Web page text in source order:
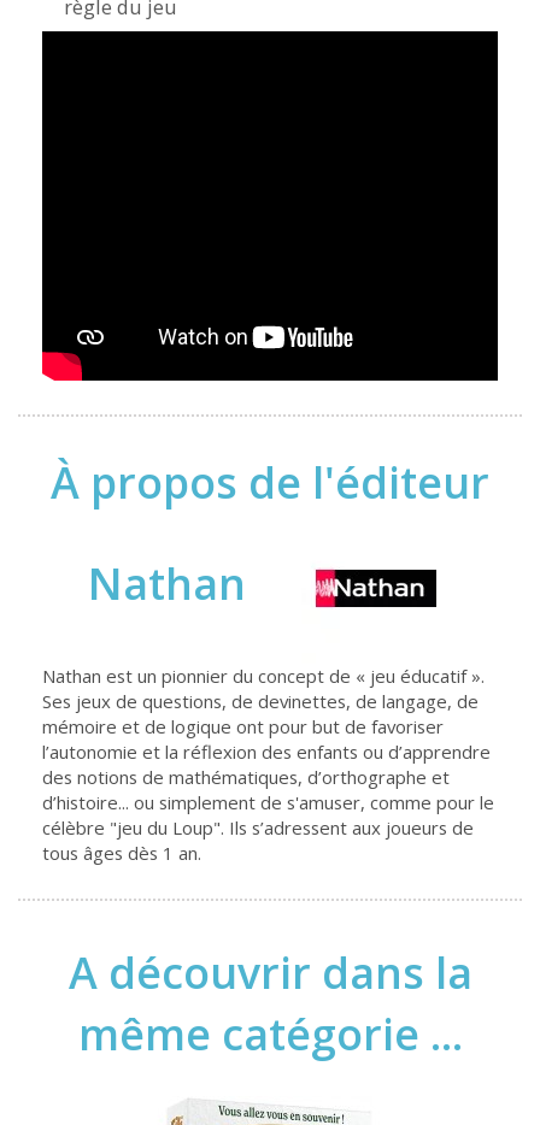
règle du jeu
À propos de l'éditeur
Nathan
Nathan est un pionnier du concept de « jeu éducatif ».
Ses jeux de questions, de devinettes, de langage, de
mémoire et de logique ont pour but de favoriser
l’autonomie et la réflexion des enfants ou d’apprendre
des notions de mathématiques, d’orthographe et
d’histoire... ou simplement de s'amuser, comme pour le
célèbre "jeu du Loup". Ils s’adressent aux joueurs de
tous âges dès 1 an.
A découvrir dans la
même catégorie ...